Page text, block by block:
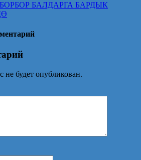
БАЛДАРГА БАРДЫК
будет опубликован.